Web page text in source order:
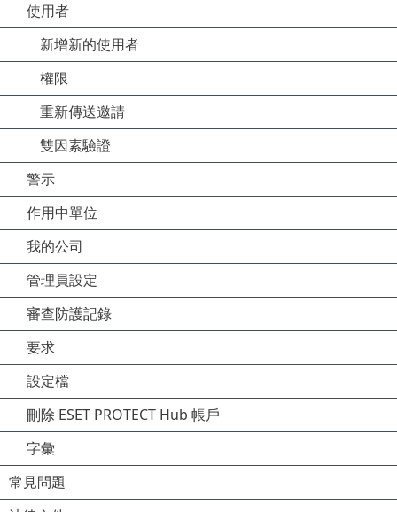
使用者
新增新的使用者
權限
重新傳送邀請
雙因素驗證
警示
作用中單位
我的公司
管理員設定
審查防護記錄
要求
設定檔
刪除 ESET PROTECT Hub 帳戶
字彙
常見問題